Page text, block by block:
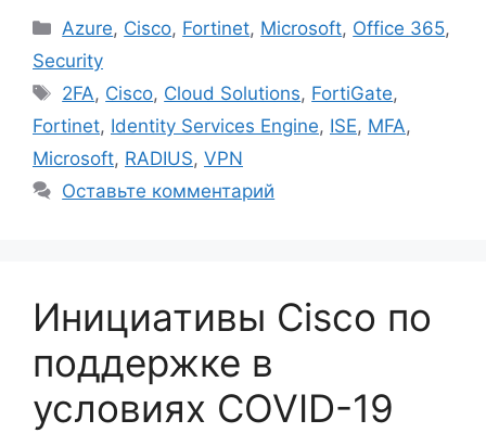
Рубрики
Azure, Cisco, Fortinet, Microsoft, Office 365,
Security
Метки
2FA, Cisco, Cloud Solutions, FortiGate,
Fortinet, Identity Services Engine, ISE, MFA,
Microsoft, RADIUS, VPN
Оставьте комментарий
Инициативы Cisco по
поддержке в
условиях COVID-19